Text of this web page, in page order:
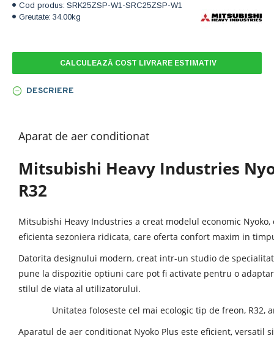
Cod produs: SRK25ZSP-W1-SRC25ZSP-W1
Greutate: 34.00kg
CALCULEAZĂ COST LIVRARE ESTIMATIV
DESCRIERE
Aparat de aer conditionat
Mitsubishi Heavy Industries
R32
Mitsubishi Heavy Industries a creat modelul economic
eficienta sezoniera ridicata, care oferta confort maxim in
Datorita designului modern, creat intr-un studio de
pune la dispozitie optiuni care pot fi activate pentru o
stilul de viata al utilizatorului.
Unitatea foloseste cel mai ecologic tip de freon,
Aparatul de aer conditionat Nyoko Plus este eficient,